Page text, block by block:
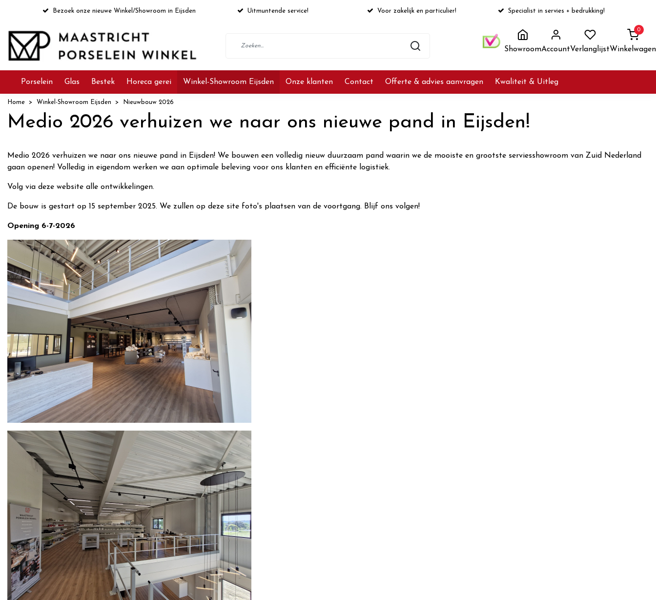
Bezoek onze nieuwe Winkel/Showroom in Eijsden Uitmuntende service! Voor zakelijk en particulier! Specialist in servies + bedrukking!
ShowroomAccountVerlanglijst
0
Winkelwagen
Porselein Glas Bestek Horeca gerei Winkel-Showroom Eijsden Onze klanten Contact Offerte & advies aanvragen Kwaliteit & Uitleg
Home Winkel-Showroom Eijsden Nieuwbouw 2026
Medio 2026 verhuizen we naar ons nieuwe pand in Eijsden!
Medio 2026 verhuizen we naar ons nieuwe pand in Eijsden! We bouwen een volledig nieuw duurzaam pand waarin we de mooiste en grootste serviesshowroom van Zuid Nederland
gaan openen! Volledig in eigendom werken we aan optimale beleving voor ons klanten en efficiënte logistiek.
Volg via deze website alle ontwikkelingen.
De bouw is gestart op 15 september 2025. We zullen op deze site foto's plaatsen van de voortgang. Blijf ons volgen!
Opening 6-7-2026